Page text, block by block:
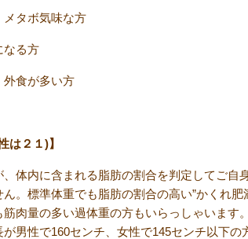
メタボ気味な方
なる方
外食が多い方
は２１)】
体内に含まれる脂肪の割合を判定してご自
。標準体重でも脂肪の割合の高い”かくれ肥
肉量の多い過体重の方もいらっしゃいます
男性で160センチ、女性で145センチ以下の